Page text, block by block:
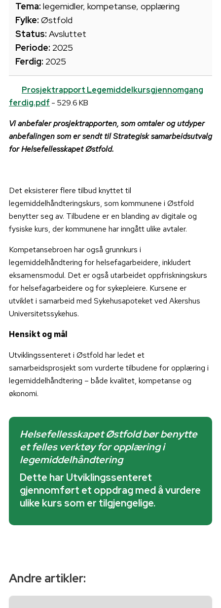
Tema: legemidler, kompetanse, opplæring
Fylke: Østfold
Status: Avsluttet
Periode: 2025
Ferdig: 2025
Prosjektrapport Legemiddelkursgjennomgang
ferdig.pdf - 529.6 KB
Vi anbefaler prosjektrapporten, som omtaler og utdyper
anbefalingen som er sendt til Strategisk samarbeidsutvalg
for Helsefellesskapet Østfold.
Det eksisterer flere tilbud knyttet til
legemiddelhåndteringskurs, som kommunene i Østfold
benytter seg av. Tilbudene er en blanding av digitale og
fysiske kurs, der kommunene har inngått ulike avtaler.
Kompetansebroen har også grunnkurs i
legemiddelhåndtering for helsefagarbeidere, inkludert
eksamensmodul. Det er også utarbeidet oppfriskningskurs
for helsefagarbeidere og for sykepleiere. Kursene er
utviklet i samarbeid med Sykehusapoteket ved Akershus
Universitetssykehus.
Hensikt og mål
Utviklingssenteret i Østfold har ledet et
samarbeidsprosjekt som vurderte tilbudene for opplæring i
legemiddelhåndtering – både kvalitet, kompetanse og
økonomi.
Helsefellesskapet Østfold bør benytte
et felles verktøy for opplæring i
legemiddelhåndtering
Dette har Utviklingssenteret
gjennomført et oppdrag med å vurdere
ulike kurs som er tilgjengelige.
Andre artikler: